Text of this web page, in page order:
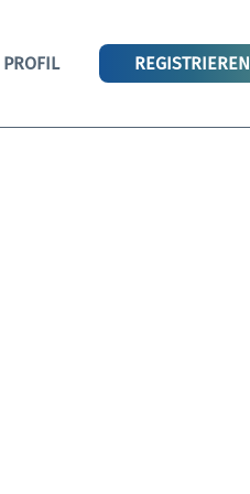
PROFIL REGISTRIEREN